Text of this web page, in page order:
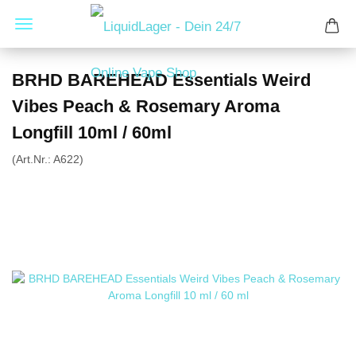
BRHD BAREHEAD Essentials Weird
Vibes Peach & Rosemary Aroma
Longfill 10ml / 60ml
(Art.Nr.: A622)